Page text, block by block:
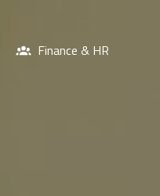
Finance & HR